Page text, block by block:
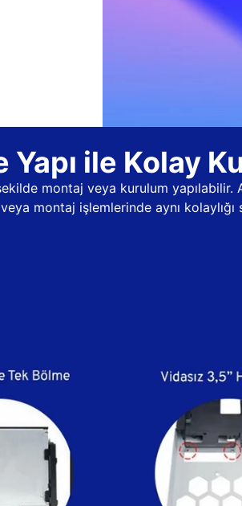
Yapı ile Kolay
montaj veya kurulum
montaj işlemlerinde aynı